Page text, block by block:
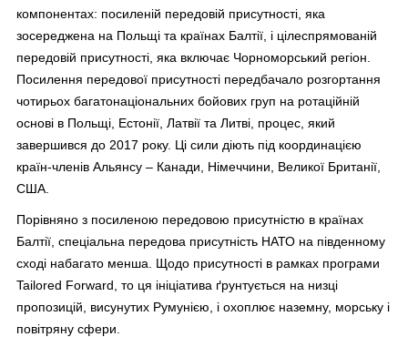
компонентах: посиленій передовій присутності, яка
зосереджена на Польщі та країнах Балтії, і цілеспрямованій
передовій присутності, яка включає Чорноморський регіон.
Посилення передової присутності передбачало розгортання
чотирьох багатонаціональних бойових груп на ротаційній
основі в Польщі, Естонії, Латвії та Литві, процес, який
завершився до 2017 року. Ці сили діють під координацією
країн-членів Альянсу – Канади, Німеччини, Великої Британії,
США.
Порівняно з посиленою передовою присутністю в країнах
Балтії, спеціальна передова присутність НАТО на південному
сході набагато менша. Щодо присутності в рамках програми
Tailored Forward, то ця ініціатива ґрунтується на низці
пропозицій, висунутих Румунією, і охоплює наземну, морську і
повітряну сфери.